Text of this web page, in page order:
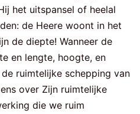
het uitspansel of heelal
de Heere woont in het
de diepte! Wanneer de
en lengte, hoogte, en
ruimtelijke schepping van
over Zijn ruimtelijke
die we ruim